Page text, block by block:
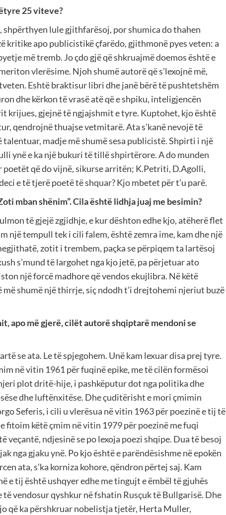
25 viteve?
lule gjithfarësoj, por shumica do thahen
kritike apo publicistikë çfarëdo, gjithmonë pyes veten: a
më tremb. Jo çdo gjë që shkruajmë doemos është e
vlerësime. Njoh shumë autorë që s’lexojnë më,
Eshtë braktisur libri dhe janë bërë të pushtetshëm
dhe kërkon të vrasë atë që e shpiku, inteligjencën
krijues, gjejnë të ngjajshmit e tyre. Kuptohet, kjo është
qendrojnë thuajse vetmitarë. Ata s’kanë nevojë të
madje më shumë sesa publicistë. Shpirti i një
ynë e ka një bukuri të tillë shpirtërore. A do munden
poetët që do vijnë, sikurse arritën; K.Petriti, D.Agolli,
e të tjerë poetë të shquar? Kjo mbetet për t’u parë.
mban shënim”. Cila është lidhja juaj me besimin?
të gjejë zgjidhje, e kur dështon edhe kjo, atëherë flet
një tempull tek i cili falem, është zemra ime, kam dhe një
zotit i trembem, paçka se përpiqem ta lartësoj
s’mund të largohet nga kjo jetë, pa përjetuar ato
një forcë madhore që vendos ekujlibra. Në këtë
shumë një thirrje, siç ndodh t’i drejtohemi njeriut buzë
apo më gjerë, cilët autorë shqiptarë mendoni se
se ata. Le të spjegohem. Unë kam lexuar disa prej tyre.
në vitin 1961 për fuqinë epike, me të cilën formësoi
plot dritë-hije, i pashkëputur dot nga politika dhe
dhe luftënxitëse. Dhe çuditërisht e mori çmimin
Seferis, i cili u vlerësua në vitin 1963 për poezinë e tij të
fitoim këtë çmim në vitin 1979 për poezinë me fuqi
veçantë, ndjesinë se po lexoja poezi shqipe. Dua të besoj
nga gjaku ynë. Po kjo është e parëndësishme në epokën
ata, s’ka korniza kohore, qëndron përtej saj. Kam
e tij është ushqyer edhe me tingujt e ëmbël të gjuhës
vendosur qyshkur në fshatin Rusçuk të Bullgarisë. Dhe
që ka përshkruar nobelistja tjetër, Herta Muller,